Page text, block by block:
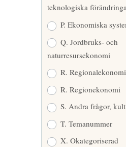
teknologiska
P. Ekonomiska
Q. Jordbruks- och
naturresursekonomi
R. Regionalekonomi
R. Regionekonomi
S. Andra frågor,
T. Temanummer
X. Okategoriserad